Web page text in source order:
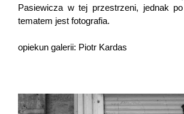
Pasiewicza w tej przestrzeni, jednak
tematem jest fotografia.
opiekun galerii: Piotr Kardas